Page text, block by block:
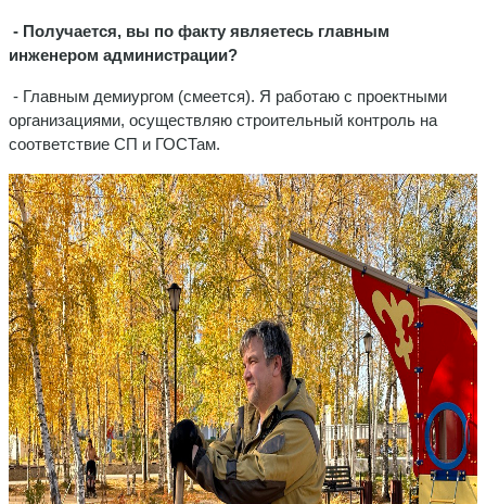
- Получается, вы по факту являетесь главным
инженером администрации?
- Главным демиургом (смеется). Я работаю с проектными
организациями, осуществляю строительный контроль на
соответствие СП и ГОСТам.